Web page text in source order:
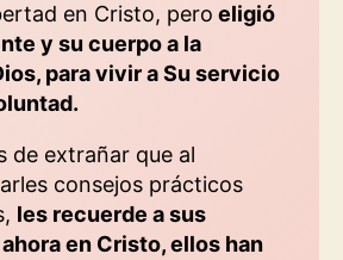
en Cristo, pero eligió
y su cuerpo a la
para vivir a Su servicio
de extrañar que al
consejos prácticos
les recuerde a sus
en Cristo, ellos han